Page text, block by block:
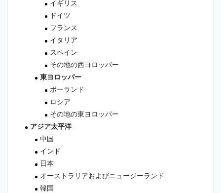
イギリス
ドイツ
フランス
イタリア
スペイン
その地の西ヨロッパー
東ヨロッパー
ポーランド
ロシア
その地の東ヨロッパー
アジア太平洋
中国
インド
日本
オーストラリアおよびニュージーランド
韓国